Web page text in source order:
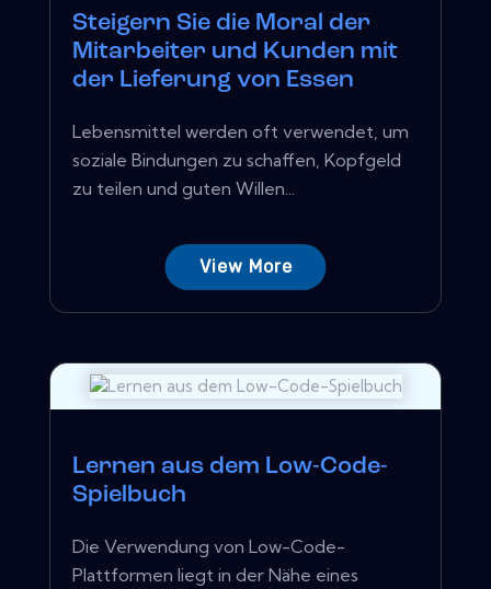
Steigern Sie die Moral der
Mitarbeiter und Kunden mit
der Lieferung von Essen
Lebensmittel werden oft verwendet, um
soziale Bindungen zu schaffen, Kopfgeld
zu teilen und guten Willen...
View More
Lernen aus dem Low-Code-
Spielbuch
Die Verwendung von Low-Code-
Plattformen liegt in der Nähe eines